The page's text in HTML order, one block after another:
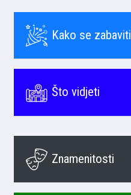
Kako se zabaviti
Što vidjeti
Znamenitosti